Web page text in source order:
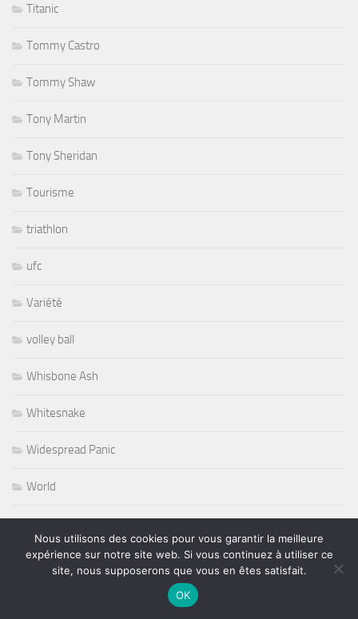
Titanic
Tommy Castro
Tommy Shaw
Tony Martin
Tony Sheridan
Tourisme
triathlon
ufc
Variété
volley ball
Whisbone Ash
Whitesnake
Widespread Panic
World
Wursel
Wynton Marsalis
Nous utilisons des cookies pour vous garantir la meilleure
expérience sur notre site web. Si vous continuez à utiliser ce
site, nous supposerons que vous en êtes satisfait.
OK